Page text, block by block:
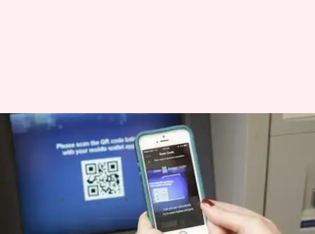
इन बैंकों से बिना कार्ड ATM से पैसे
निकाल सकते हैं ग्राहक, जानिए
Aug 24, 2020 08:55 am